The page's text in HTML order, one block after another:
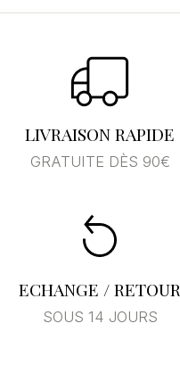
LIVRAISON RAPIDE
GRATUITE DÈS 90€
ECHANGE / RETOUR
SOUS 14 JOURS